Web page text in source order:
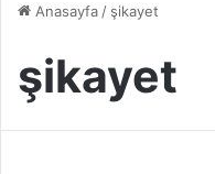
Anasayfa / şikayet
şikayet